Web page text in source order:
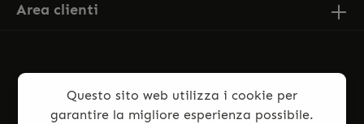
Area clienti
Questo sito web utilizza i cookie per
garantire la migliore esperienza possibile.